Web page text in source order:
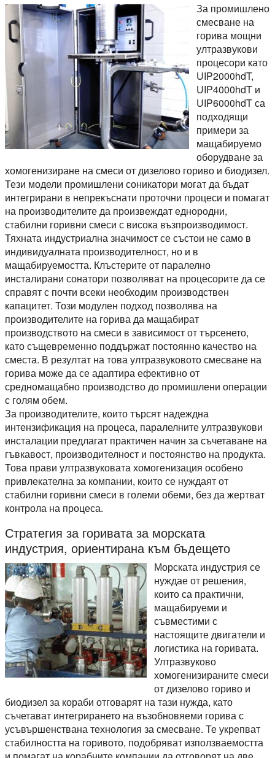
За промишлено
смесване на
горива мощни
ултразвукови
процесори като
UIP2000hdT,
UIP4000hdT и
UIP6000hdT са
подходящи
примери за
мащабируемо
оборудване за
хомогенизиране на смеси от дизелово гориво и биодизел.
Тези модели промишлени соникатори могат да бъдат
интегрирани в непрекъснати проточни процеси и помагат
на производителите да произвеждат еднородни,
стабилни горивни смеси с висока възпроизводимост.
Тяхната индустриална значимост се състои не само в
индивидуалната производителност, но и в
мащабируемостта. Клъстерите от паралелно
инсталирани сонатори позволяват на процесорите да се
справят с почти всеки необходим производствен
капацитет. Този модулен подход позволява на
производителите на горива да мащабират
производството на смеси в зависимост от търсенето,
като същевременно поддържат постоянно качество на
сместа. В резултат на това ултразвуковото смесване на
горива може да се адаптира ефективно от
средномащабно производство до промишлени операции
с голям обем.
За производителите, които търсят надеждна
интензификация на процеса, паралелните ултразвукови
инсталации предлагат практичен начин за съчетаване на
гъвкавост, производителност и постоянство на продукта.
Това прави ултразвуковата хомогенизация особено
привлекателна за компании, които се нуждаят от
стабилни горивни смеси в големи обеми, без да жертват
контрола на процеса.
Стратегия за горивата за морската
индустрия, ориентирана към бъдещето
Морската индустрия се
нуждае от решения,
които са практични,
мащабируеми и
съвместими с
настоящите двигатели и
логистика на горивата.
Ултразвуково
хомогенизираните смеси
от дизелово гориво и
биодизел за кораби отговарят на тази нужда, като
съчетават интегрирането на възобновяеми горива с
усъвършенствана технология за смесване. Те укрепват
стабилността на горивото, подобряват използваемостта